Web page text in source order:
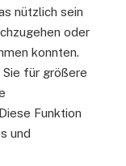
nützlich sein
oder
konnten.
Sie für größere
Funktion
und